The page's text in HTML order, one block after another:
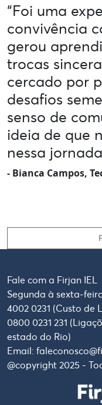
“Foi uma
convivência
gerou
trocas
cercado por
desafios
senso de
ideia de que
nessa
- Bianca Campos,
Fale com a Firjan IEL
Segunda à sexta-
4002 0231 (Custo de
0800 0231 231
estado do Rio)
Email:
@copyright 2025 -